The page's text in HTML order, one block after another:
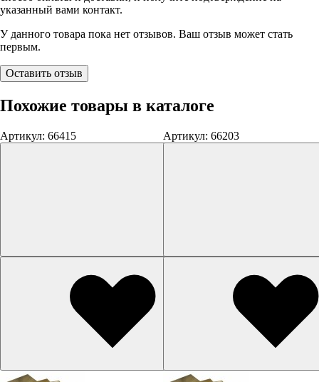
указанный вами контакт.
У данного товара пока нет отзывов. Ваш отзыв может стать
первым.
Оставить отзыв
Похожие товары в каталоге
Артикул: 66415 Артикул: 66203